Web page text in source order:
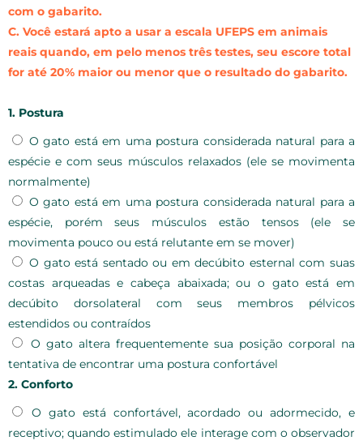
com o gabarito.
C. Você estará apto a usar a escala UFEPS em animais
reais quando, em pelo menos três testes, seu escore total
for até 20% maior ou menor que o resultado do gabarito.
1. Postura
O gato está em uma postura considerada natural para a
espécie e com seus músculos relaxados (ele se movimenta
normalmente)
O gato está em uma postura considerada natural para a
espécie, porém seus músculos estão tensos (ele se
movimenta pouco ou está relutante em se mover)
O gato está sentado ou em decúbito esternal com suas
costas arqueadas e cabeça abaixada; ou o gato está em
decúbito dorsolateral com seus membros pélvicos
estendidos ou contraídos
O gato altera frequentemente sua posição corporal na
tentativa de encontrar uma postura confortável
2. Conforto
O gato está confortável, acordado ou adormecido, e
receptivo; quando estimulado ele interage com o observador